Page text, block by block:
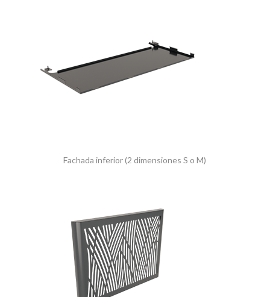
Fachada inferior (2 dimensiones S o M)